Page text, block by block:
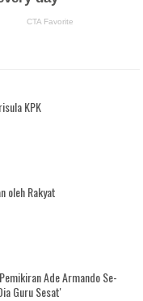
KPK
oleh Rakyat
Ade Armando Se-
Guru Sesat'